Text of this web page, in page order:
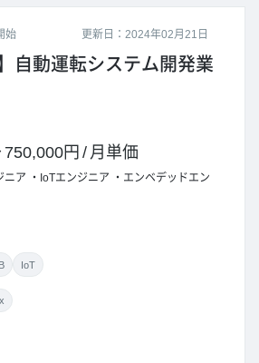
更新日：2024年02月21日
始
自動運転システム開発業
750,000円 / 月単価
ニア IoTエンジニア
エンベデッドエン
IoT